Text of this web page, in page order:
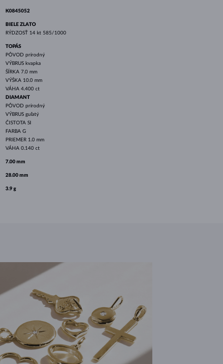
K0845052
BIELE ZLATO
RÝDZOSŤ 14 kt 585/1000
TOPÁS
PÔVOD prírodný
VÝBRUS kvapka
ŠÍRKA 7.0 mm
VÝŠKA 10.0 mm
VÁHA 4.400 ct
DIAMANT
PÔVOD prírodný
VÝBRUS guľatý
ČISTOTA SI
FARBA G
PRIEMER 1.0 mm
VÁHA 0.140 ct
7.00 mm
28.00 mm
3.9 g